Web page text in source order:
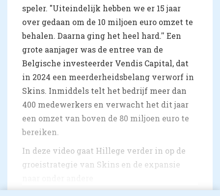
speler. "Uiteindelijk hebben we er 15 jaar
over gedaan om de 10 miljoen euro omzet te
behalen. Daarna ging het heel hard.'' Een
grote aanjager was de entree van de
Belgische investeerder Vendis Capital, dat
in 2024 een meerderheidsbelang verworf in
Skins. Inmiddels telt het bedrijf meer dan
400 medewerkers en verwacht het dit jaar
een omzet van boven de 80 miljoen euro te
bereiken.
In deze video gaat Hillege verder in op de
groeistrategie van Skins en de expansie